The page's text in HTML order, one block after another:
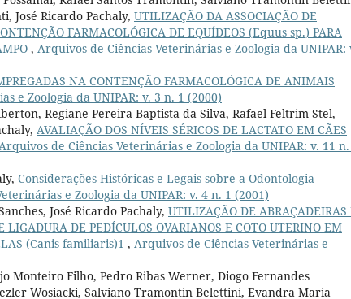
José Ricardo Pachaly, UTILIZAÇÃO DA ASSOCIAÇÃO DE
FARMACOLÓGICA DE EQUÍDEOS (Equus sp.) PARA
, Arquivos de Ciências Veterinárias e Zoologia da UNIPAR:
NA CONTENÇÃO FARMACOLÓGICA DE ANIMAIS
e Zoologia da UNIPAR: v. 3 n. 1 (2000)
Regiane Pereira Baptista da Silva, Rafael Feltrim Stel,
AVALIAÇÃO DOS NÍVEIS SÉRICOS DE LACTATO EM CÃES
de Ciências Veterinárias e Zoologia da UNIPAR: v. 11 n.
Considerações Históricas e Legais sobre a Odontologia
e Zoologia da UNIPAR: v. 4 n. 1 (2001)
José Ricardo Pachaly, UTILIZAÇÃO DE ABRAÇADEIRAS
DE PEDÍCULOS OVARIANOS E COTO UTERINO EM
(Canis familiaris)1 , Arquivos de Ciências Veterinárias e
Monteiro Filho, Pedro Ribas Werner, Diogo Fernandes
Wosiacki, Salviano Tramontin Belettini, Evandra Maria